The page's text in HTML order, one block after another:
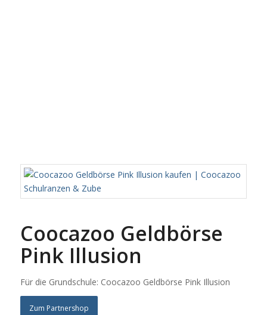
Coocazoo Geldbörse
Pink Illusion
Für die Grundschule: Coocazoo Geldbörse Pink Illusion
Zum Partnershop